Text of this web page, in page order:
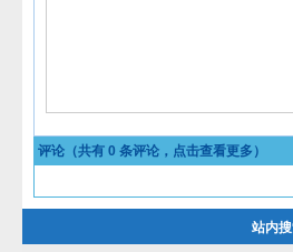
评论（共有 0 条评论，点击查看更多）
站内搜